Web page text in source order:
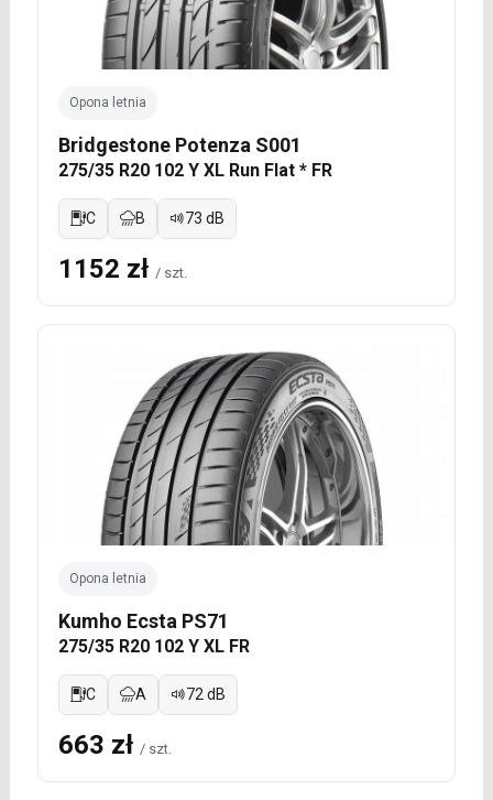
Opona letnia
Bridgestone Potenza S001
275/35 R20 102 Y XL Run Flat * FR
C B 73 dB
1152 zł / szt.
Opona letnia
Kumho Ecsta PS71
275/35 R20 102 Y XL FR
C A 72 dB
663 zł / szt.